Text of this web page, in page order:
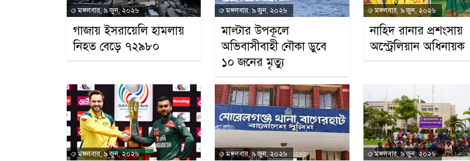
মঙ্গলবার, ৯ জুন, ২০২৬
গাজায় ইসরায়েলি হামলায়
নিহত বেড়ে ৭২৯৮০
মঙ্গলবার, ৯ জুন, ২০২৬
মাল্টার উপকূলে
অভিবাসীবাহী নৌকা ডুবে
১০ জনের মৃত্যু
মঙ্গলবার, ৯ জুন, ২০২৬
নাহিদ রানার প্রশংসায়
অস্ট্রেলিয়ান অধিনায়ক
মঙ্গলবার, ৯ জুন, ২০২৬ মঙ্গলবার, ৯ জুন, ২০২৬ মঙ্গলবার, ৯ জুন, ২০২৬